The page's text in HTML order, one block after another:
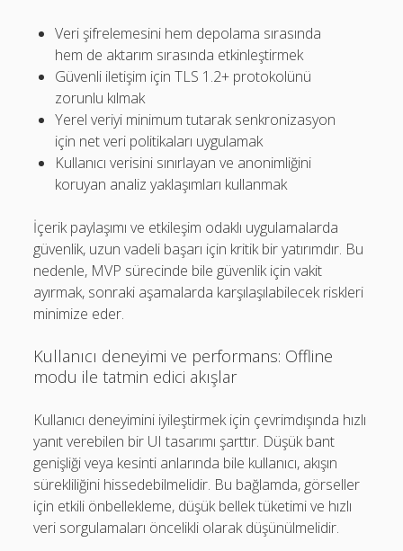
Veri şifrelemesini hem depolama sırasında
hem de aktarım sırasında etkinleştirmek
Güvenli iletişim için TLS 1.2+ protokolünü
zorunlu kılmak
Yerel veriyi minimum tutarak senkronizasyon
için net veri politikaları uygulamak
Kullanıcı verisini sınırlayan ve anonimliğini
koruyan analiz yaklaşımları kullanmak
İçerik paylaşımı ve etkileşim odaklı uygulamalarda
güvenlik, uzun vadeli başarı için kritik bir yatırımdır. Bu
nedenle, MVP sürecinde bile güvenlik için vakit
ayırmak, sonraki aşamalarda karşılaşılabilecek riskleri
minimize eder.
Kullanıcı deneyimi ve performans: Offline
modu ile tatmin edici akışlar
Kullanıcı deneyimini iyileştirmek için çevrimdışında hızlı
yanıt verebilen bir UI tasarımı şarttır. Düşük bant
genişliği veya kesinti anlarında bile kullanıcı, akışın
sürekliliğini hissedebilmelidir. Bu bağlamda, görseller
için etkili önbellekleme, düşük bellek tüketimi ve hızlı
veri sorgulamaları öncelikli olarak düşünülmelidir.